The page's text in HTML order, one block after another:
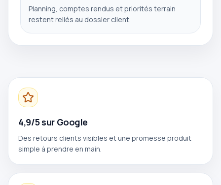
Planning, comptes rendus et priorités terrain
restent reliés au dossier client.
4,9/5 sur Google
Des retours clients visibles et une promesse produit
simple à prendre en main.